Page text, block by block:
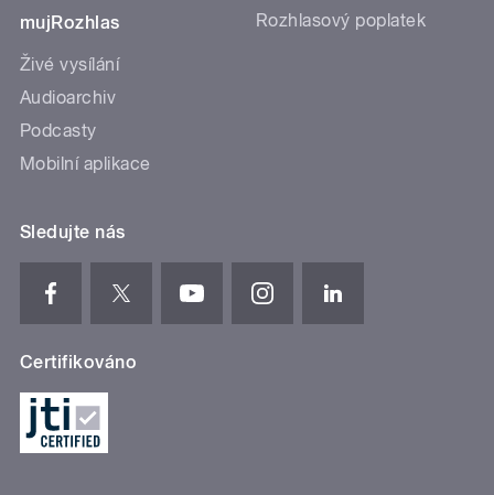
mujRozhlas
Živé vysílání
Audioarchiv
Podcasty
Mobilní aplikace
Rozhlasový poplatek
Sledujte nás
Certifikováno